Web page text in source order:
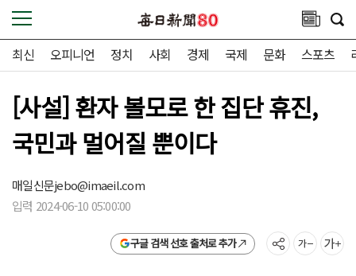
최신 오피니언 정치 사회 경제 국제 문화 스포츠
[사설] 환자 볼모로 한 집단 휴진,
국민과 멀어질 뿐이다
매일신문jebo@imaeil.com
입력 2024-06-10 05:00:00
구글 검색 선호 출처로 추가